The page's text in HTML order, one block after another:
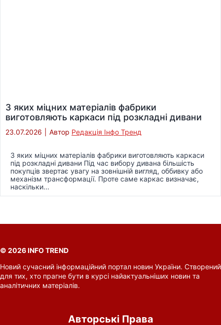
З яких міцних матеріалів фабрики
виготовляють каркаси під розкладні дивани
23.07.2026 Автор Редакція Інфо Тренд
З яких міцних матеріалів фабрики виготовляють каркаси
під розкладні дивани Під час вибору дивана більшість
покупців звертає увагу на зовнішній вигляд, оббивку або
механізм трансформації. Проте саме каркас визначає,
наскільки...
© 2026 INFO TREND
Новий сучасний інформаційний портал новин України. Створений
для тих, хто прагне бути в курсі найактуальніших новин та
аналітичних матеріалів.
Авторські Права